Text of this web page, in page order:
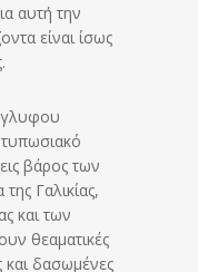
αυτή την
είναι ίσως
βάρος των
Γαλικίας,
και των
θεαματικές
και δασωμένες